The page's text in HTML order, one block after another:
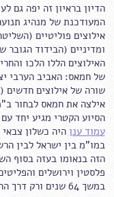
הדיון בראיון זה יפה גם
אילוצים פוליטיים
ומדיניים (הבידוד
האילוצים הללו הלכו
של חמאס: האביב הערבי
שורה של אילוצים חדשים
אילצה את חמאס לבחור
הסיוע הקטרי מגיע יחד עם
עמוד ענן היה כשלון
במו"מ בין ישראל לבין
הזה בנאומו בעזה בסוף
פלסטין וירושלים
במשך 64 שנים ורק דרך ההתנגדות היא זו אשר הוכיחה את עצמה".